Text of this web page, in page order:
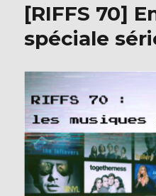
o
k
[RIFFS 70]
spéciale